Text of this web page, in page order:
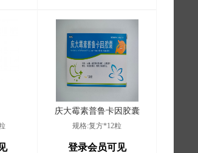
庆大霉素普鲁卡因胶囊
规格:复方*12粒
登录会员可见